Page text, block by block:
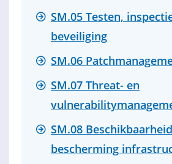
SM.05 Testen,
beveiliging
SM.06
SM.07 Threat- en
SM.08
bescherming